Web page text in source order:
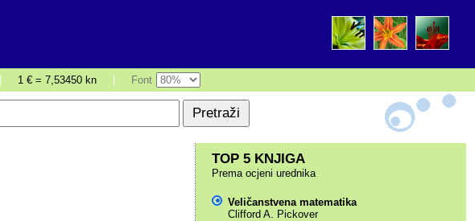
1 € = 7,53450 kn Font
TOP 5 KNJIGA
Prema ocjeni urednika
Veličanstvena matematika
Clifford A. Pickover